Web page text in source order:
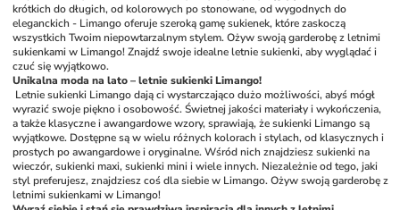
krótkich do długich, od kolorowych po stonowane, od wygodnych do
eleganckich - Limango oferuje szeroką gamę sukienek, które zaskoczą
wszystkich Twoim niepowtarzalnym stylem. Ożyw swoją garderobę z letnimi
sukienkami w Limango! Znajdź swoje idealne letnie sukienki, aby wyglądać i
czuć się wyjątkowo.
Unikalna moda na lato – letnie sukienki Limango!
Letnie sukienki Limango dają ci wystarczająco dużo możliwości, abyś mógł
wyrazić swoje piękno i osobowość. Świetnej jakości materiały i wykończenia,
a także klasyczne i awangardowe wzory, sprawiają, że sukienki Limango są
wyjątkowe. Dostępne są w wielu różnych kolorach i stylach, od klasycznych i
prostych po awangardowe i oryginalne. Wśród nich znajdziesz sukienki na
wieczór, sukienki maxi, sukienki mini i wiele innych. Niezależnie od tego, jaki
styl preferujesz, znajdziesz coś dla siebie w Limango. Ożyw swoją garderobę z
letnimi sukienkami w Limango!